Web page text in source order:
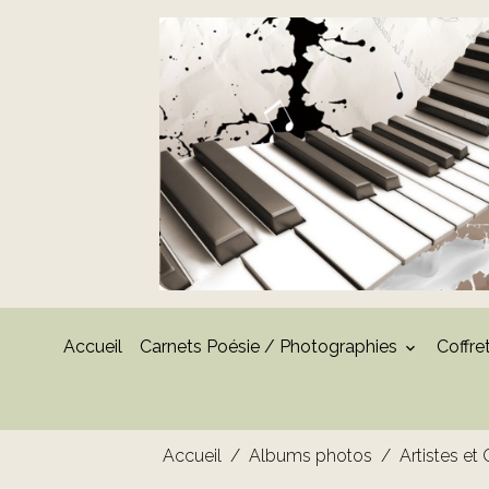
Accueil Carnets Poésie / Photographies
Accueil Albums photos Artistes et